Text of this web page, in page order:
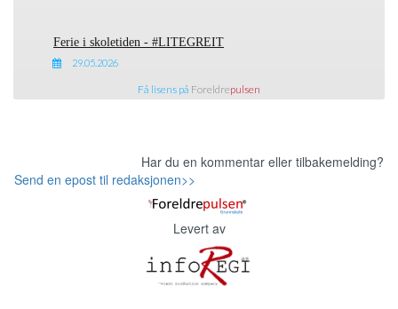
Ferie i skoletiden - #LITEGREIT
29.05.2026
Få lisens på Foreldrepulsen
Har du en kommentar eller tilbakemelding?
Send en epost til redaksjonen>>
Levert av